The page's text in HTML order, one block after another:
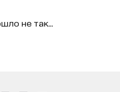
не так...